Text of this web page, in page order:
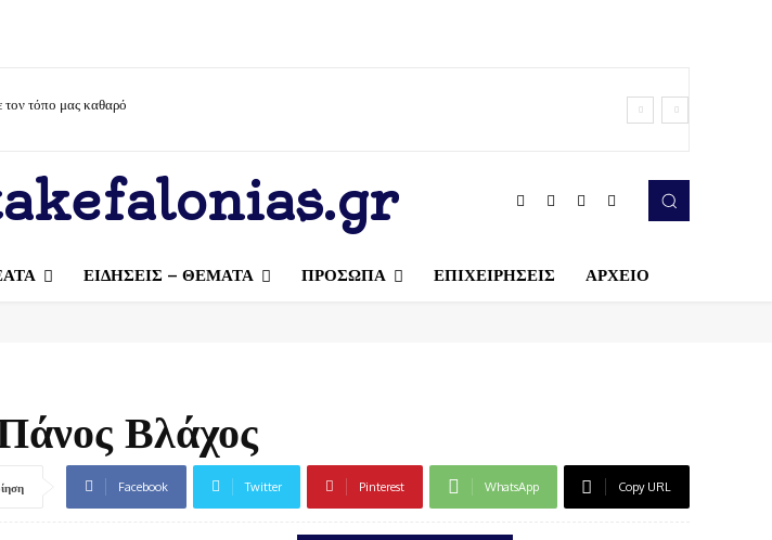
τον τόπο μας καθαρό
ΕΙΔΗΣΕΙΣ – ΘΕΜΑΤΑ ΠΡΟΣΩΠΑ ΕΠΙΧΕΙΡΗΣΕΙΣ ΑΡΧΕΙΟ
Βλάχος
Facebook Twitter Pinterest WhatsApp Copy URL